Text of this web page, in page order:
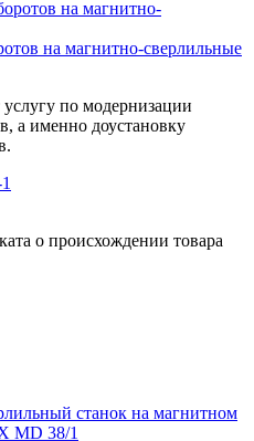
на магнитно-сверлильные
по модернизации
а именно доустановку
о происхождении товара